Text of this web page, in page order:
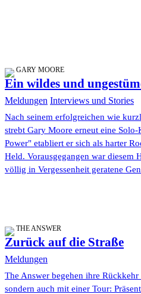
GARY MOORE
Ein wildes und
Meldungen Interviews und Stories
Nach seinem erfolgreichen wie
strebt Gary Moore erneut eine
Power" etabliert er sich als harter
Held. Vorausgegangen war diesem
völlig in Vergessenheit geratene
THE ANSWER
Zurück auf die Straße
Meldungen
The Answer begehen ihre
sondern auch mit einer Tour: